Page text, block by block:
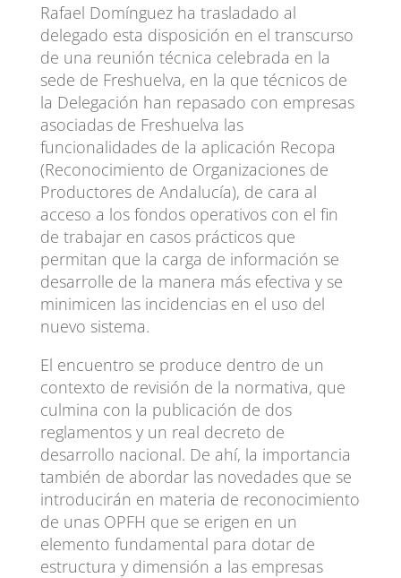
Rafael Domínguez ha trasladado al
delegado esta disposición en el transcurso
de una reunión técnica celebrada en la
sede de Freshuelva, en la que técnicos de
la Delegación han repasado con empresas
asociadas de Freshuelva las
funcionalidades de la aplicación Recopa
(Reconocimiento de Organizaciones de
Productores de Andalucía), de cara al
acceso a los fondos operativos con el fin
de trabajar en casos prácticos que
permitan que la carga de información se
desarrolle de la manera más efectiva y se
minimicen las incidencias en el uso del
nuevo sistema.
El encuentro se produce dentro de un
contexto de revisión de la normativa, que
culmina con la publicación de dos
reglamentos y un real decreto de
desarrollo nacional. De ahí, la importancia
también de abordar las novedades que se
introducirán en materia de reconocimiento
de unas OPFH que se erigen en un
elemento fundamental para dotar de
estructura y dimensión a las empresas